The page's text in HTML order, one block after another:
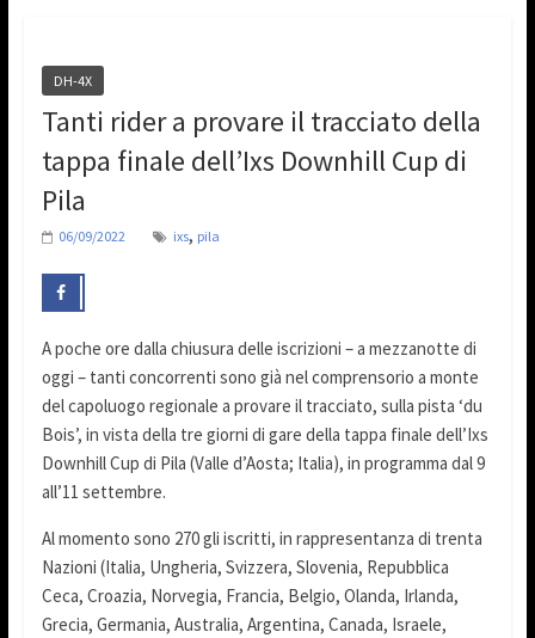
DH-4X
Tanti rider a provare il tracciato della
tappa finale dell’Ixs Downhill Cup di
Pila
06/09/2022 ixs, pila
A poche ore dalla chiusura delle iscrizioni – a mezzanotte di
oggi – tanti concorrenti sono già nel comprensorio a monte
del capoluogo regionale a provare il tracciato, sulla pista ‘du
Bois’, in vista della tre giorni di gare della tappa finale dell’Ixs
Downhill Cup di Pila (Valle d’Aosta; Italia), in programma dal 9
all’11 settembre.
Al momento sono 270 gli iscritti, in rappresentanza di trenta
Nazioni (Italia, Ungheria, Svizzera, Slovenia, Repubblica
Ceca, Croazia, Norvegia, Francia, Belgio, Olanda, Irlanda,
Grecia, Germania, Australia, Argentina, Canada, Israele,